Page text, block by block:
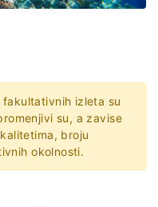
fakultativnih izleta su
su, a zavise
broju
okolnosti.